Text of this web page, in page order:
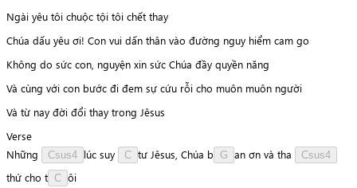
Ngài yêu tôi chuộc tội tôi chết thay
Chúa dấu yêu ơi! Con vui dấn thân vào đường nguy hiểm cam go
Không do sức con, nguyện xin sức Chúa đầy quyền năng
Và cùng với con bước đi đem sự cứu rỗi cho muôn muôn người
Và từ nay đời đổi thay trong Jêsus
Verse
Những
Csus4 lúc suy C tư Jêsus, Chúa b G an ơn và tha Csus4
thứ cho t C ôi